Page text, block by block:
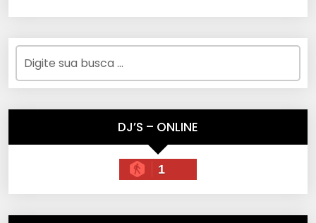
DJ’S – ONLINE
1